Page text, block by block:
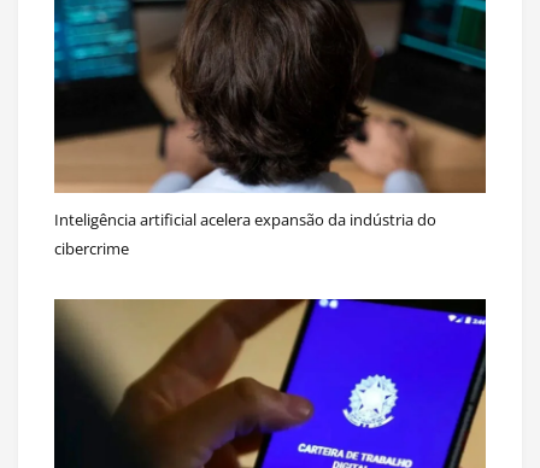
Inteligência artificial acelera expansão da indústria do
cibercrime